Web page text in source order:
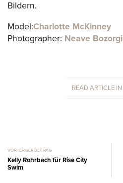
Bildern.
Model:Charlotte McKinney
Photographer: Neave Bozorgi
READ ARTICLE IN
VORHERIGER BEITRAG
Kelly Rohrbach für Rise City
Swim